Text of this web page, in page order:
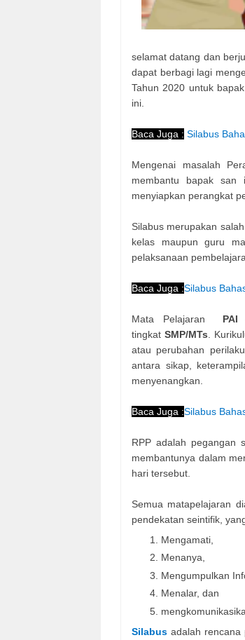
selamat datang dan
dapat berbagi lagi
Tahun 2020 untuk
ini.
Baca Juga : Silabus
Mengenai masalah
membantu bapak san
menyiapkan perangkat
Silabus merupakan
kelas maupun guru
pelaksanaan
Baca Juga :Silabus
Mata Pelajaran PAI
tingkatSMP/MTs .
atau perubahan
antara sikap,
menyenangkan.
Baca Juga :Silabus
RPP adalah pegangan
membantunya dalam
hari tersebut.
Semua matapelajaran
pendekatan seintifik,
Mengamati,
Menanya,
Mengumpulkan
Menalar, dan
Silabusadalah rencana